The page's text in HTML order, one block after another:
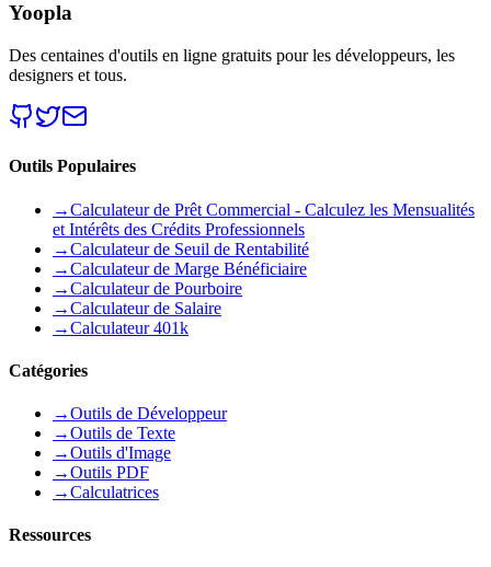
Yoopla
Des centaines d'outils en ligne gratuits pour les développeurs, les
designers et tous.
Outils Populaires
→Calculateur de Prêt Commercial - Calculez les Mensualités
et Intérêts des Crédits Professionnels
→Calculateur de Seuil de Rentabilité
→Calculateur de Marge Bénéficiaire
→Calculateur de Pourboire
→Calculateur de Salaire
→Calculateur 401k
Catégories
→Outils de Développeur
→Outils de Texte
→Outils d'Image
→Outils PDF
→Calculatrices
Ressources